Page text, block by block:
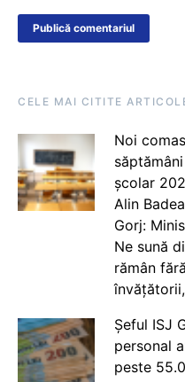
CELE MAI CITITE
Noi
școlar
Alin
Gorj:
Ne sună
rămân
Șeful ISJ
personal
peste